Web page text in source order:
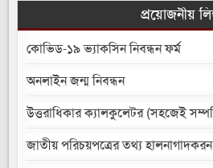
প্রয়োজনীয়
কোভিড-১৯ ভ্যাকসিন নিবন্ধন ফর্ম
অনলাইন জন্ম নিবন্ধন
উত্তরাধিকার ক্যালকুলেটর (সহজেই
জাতীয় পরিচয়পত্রের তথ্য হালনাগাদকরন